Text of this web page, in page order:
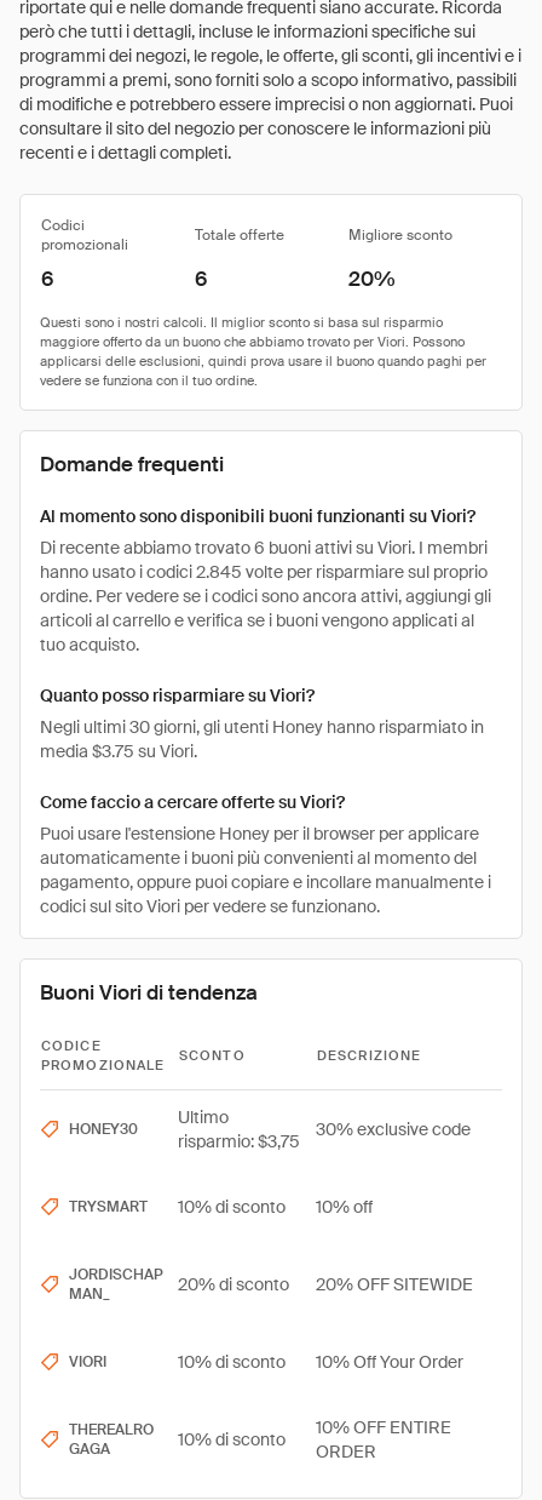
riportate qui e nelle domande frequenti siano accurate. Ricorda
però che tutti i dettagli, incluse le informazioni specifiche sui
programmi dei negozi, le regole, le offerte, gli sconti, gli incentivi e i
programmi a premi, sono forniti solo a scopo informativo, passibili
di modifiche e potrebbero essere imprecisi o non aggiornati. Puoi
consultare il sito del negozio per conoscere le informazioni più
recenti e i dettagli completi.
Codici
promozionali
Totale offerte Migliore sconto
6 6 20%
Domande frequenti
Al momento sono disponibili buoni funzionanti su Viori?
Di recente abbiamo trovato 6 buoni attivi su Viori. I membri
hanno usato i codici 2.845 volte per risparmiare sul proprio
ordine. Per vedere se i codici sono ancora attivi, aggiungi gli
articoli al carrello e verifica se i buoni vengono applicati al
tuo acquisto.
Quanto posso risparmiare su Viori?
Negli ultimi 30 giorni, gli utenti Honey hanno risparmiato in
media $3.75 su Viori.
Come faccio a cercare offerte su Viori?
Puoi usare l'estensione Honey per il browser per applicare
automaticamente i buoni più convenienti al momento del
pagamento, oppure puoi copiare e incollare manualmente i
codici sul sito Viori per vedere se funzionano.
Buoni Viori di tendenza
CODICE
PROMOZIONALE
SCONTO DESCRIZIONE
HONEY30
Ultimo
risparmio: $3,75
30% exclusive code
TRYSMART 10% di sconto 10% off
JORDISCHAP
MAN_
20% di sconto 20% OFF SITEWIDE
VIORI 10% di sconto 10% Off Your Order
THEREALRO
GAGA
10% di sconto
10% OFF ENTIRE
ORDER